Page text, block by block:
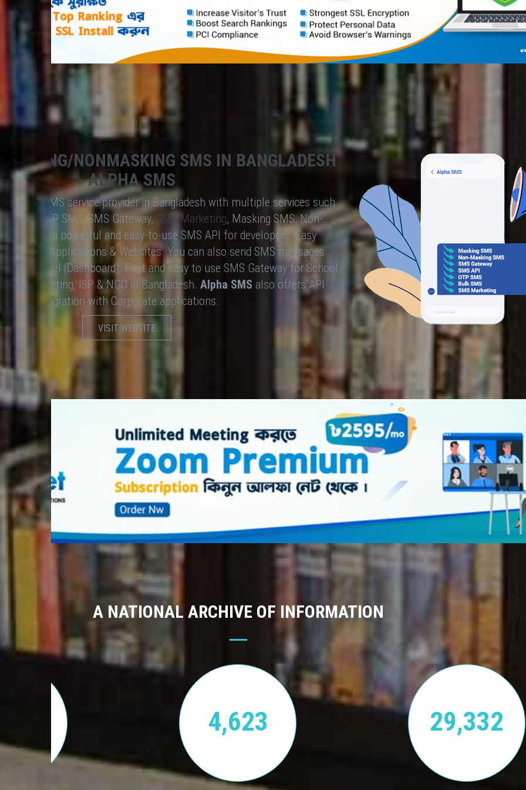
NONMASKING SMS IN BANGLADESH
- ALPHA SMS
SMS service provider in Bangladesh with multiple services such
API, OTP SMS, SMS Gateway, SMS Marketing, Masking SMS, Non-
provides a powerful and easy-to-use SMS API for developers. Easy
Applications & Websites. You can also send SMS messages
Web Panel (Dashboard). Fast and easy to use SMS Gateway for School,
marketing, ISP & NGO in Bangladesh. Alpha SMS also offers API
Integration with Corporate applications.
VISIT WEBSITE
A NATIONAL ARCHIVE OF INFORMATION
4,623 29,332